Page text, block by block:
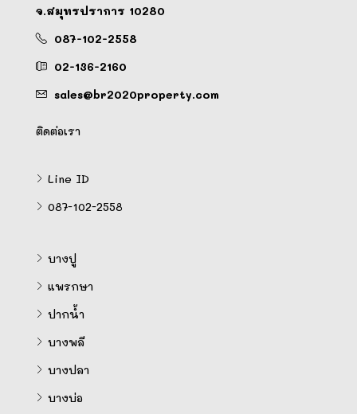
จ.สมุทรปราการ 10280
087-102-2558
02-136-2160
sales@br2020property.com
ติดต่อเรา
Line ID
087-102-2558
บางปู
แพรกษา
ปากน้ำ
บางพลี
บางปลา
บางบ่อ